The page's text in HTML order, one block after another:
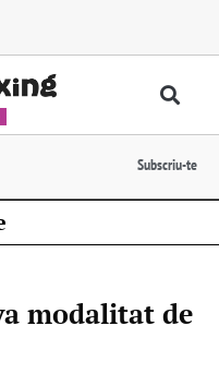
Subscriu-te
modalitat de